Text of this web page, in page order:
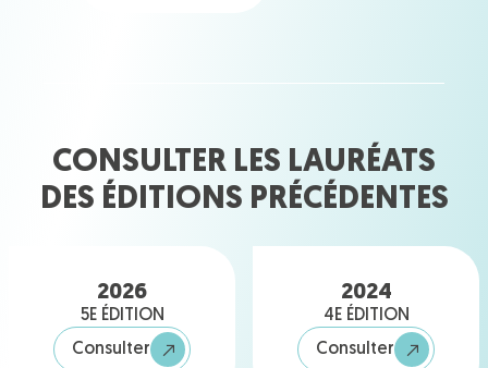
CONSULTER LES LAURÉATS
DES ÉDITIONS PRÉCÉDENTES
2026
5E ÉDITION
Consulter
2024
4E ÉDITION
Consulter